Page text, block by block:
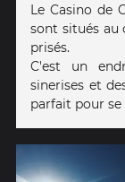
Le Casino de
sont situés
prisés.
C'est un
sinerises et
parfait pour se